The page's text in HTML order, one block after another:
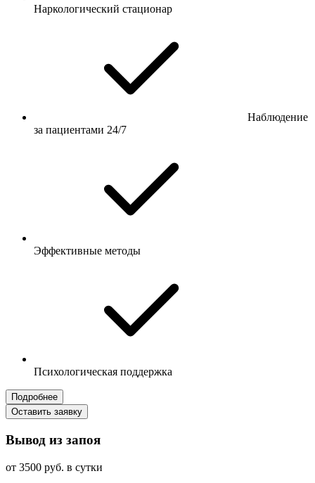
Наркологический стационар
Наблюдение
за пациентами 24/7
Эффективные методы
Психологическая поддержка
Подробнее
Оставить заявку
Вывод из запоя
от 3500 руб. в сутки